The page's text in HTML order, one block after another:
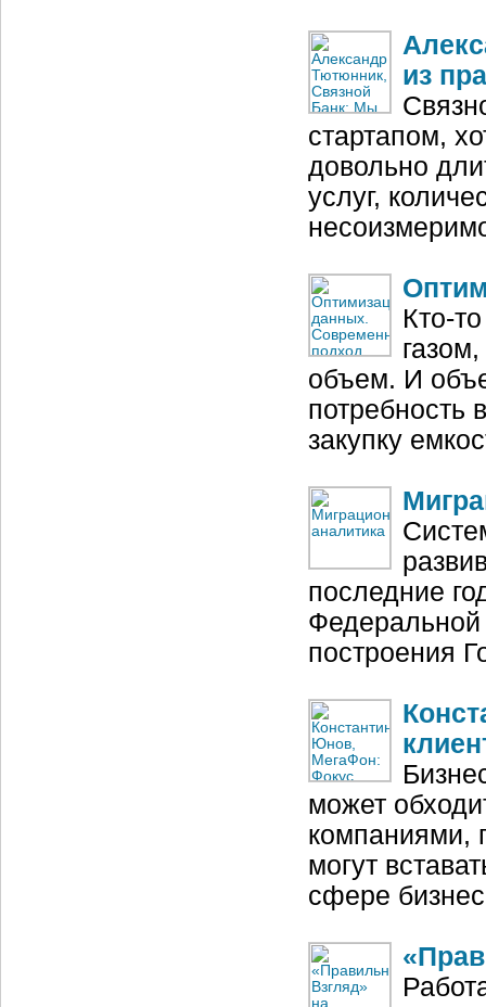
из
стартапом,
довольно
услуг,
объем. И
потребность
закупку
последние
Федеральной
построения
может
компаниями,
могут
сфере